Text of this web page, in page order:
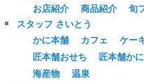
お店紹介
商品紹介
旬
スタッフ さいとう
かに本舗
カフェ ケー
匠本舗おせち
匠本舗かに
海産物
温泉